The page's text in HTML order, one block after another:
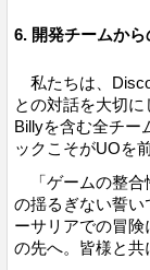
6. 開発チームか
私たちは、
との対話を大切に
Billyを含む全チー
ックこそがUOを
「ゲームの整
の揺るぎない誓い
ーサリアでの冒
の先へ。皆様と共